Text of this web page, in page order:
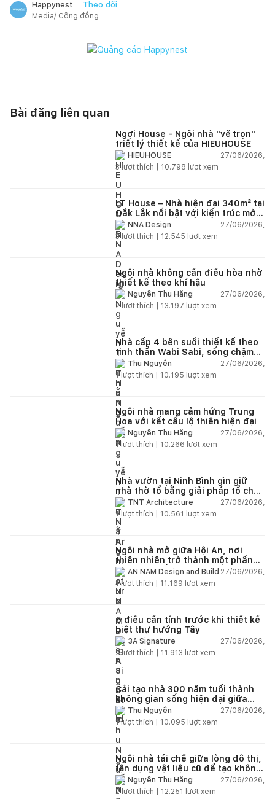
Happynest Theo dõi
Media/ Cộng đồng
Bài đăng liên quan
Ngơi House - Ngôi nhà "vẽ trọn"
triết lý thiết kế của HIEUHOUSE
HIEUHOUSE
27/06/2026,
3lượt thích | 10.798 lượt xem
LT House – Nhà hiện đại 340m² tại
Đắk Lắk nổi bật với kiến trúc mở
và hệ sân vườn kết nối thiên
nhiên
NNA Design
27/06/2026,
3lượt thích | 12.545 lượt xem
Ngôi nhà không cần điều hòa nhờ
thiết kế theo khí hậu
Nguyễn Thu Hằng
27/06/2026,
2lượt thích | 13.197 lượt xem
Nhà cấp 4 bên suối thiết kế theo
tinh thần Wabi Sabi, sống chậm
giữa thiên nhiên
Thu Nguyễn
27/06/2026,
1lượt thích | 10.195 lượt xem
Ngôi nhà mang cảm hứng Trung
Hoa với kết cấu lộ thiên hiện đại
Nguyễn Thu Hằng
27/06/2026,
1lượt thích | 10.266 lượt xem
Nhà vườn tại Ninh Bình gìn giữ
nhà thờ tổ bằng giải pháp tổ chức
lại không gian
TNT Architecture
27/06/2026,
1lượt thích | 10.561 lượt xem
Ngôi nhà mở giữa Hội An, nơi
thiên nhiên trở thành một phần
của cuộc sống
AN NAM Design and Build 27/06/2026,
1lượt thích | 11.169 lượt xem
5 điều cần tính trước khi thiết kế
biệt thự hướng Tây
3A Signature
27/06/2026,
2lượt thích | 11.913 lượt xem
Cải tạo nhà 300 năm tuổi thành
không gian sống hiện đại giữa
thiên nhiên
Thu Nguyễn
27/06/2026,
1lượt thích | 10.095 lượt xem
Ngôi nhà tái chế giữa lòng đô thị,
tận dụng vật liệu cũ để tạo không
gian sống linh hoạt
Nguyễn Thu Hằng
27/06/2026,
2lượt thích | 12.251 lượt xem